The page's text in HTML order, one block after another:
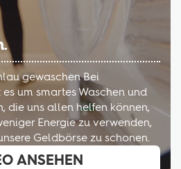
gewaschen Bei
um smartes Waschen und
die uns allen helfen können,
Energie zu verwenden,
Geldbörse zu schonen.
ANSEHEN